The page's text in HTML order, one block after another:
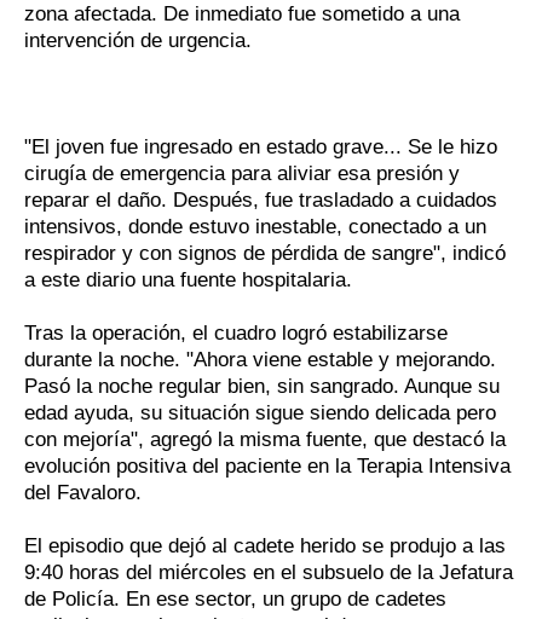
zona afectada. De inmediato fue sometido a una
intervención de urgencia.
"El joven fue ingresado en estado grave... Se le hizo
cirugía de emergencia para aliviar esa presión y
reparar el daño. Después, fue trasladado a cuidados
intensivos, donde estuvo inestable, conectado a un
respirador y con signos de pérdida de sangre", indicó
a este diario una fuente hospitalaria.
Tras la operación, el cuadro logró estabilizarse
durante la noche. "Ahora viene estable y mejorando.
Pasó la noche regular bien, sin sangrado. Aunque su
edad ayuda, su situación sigue siendo delicada pero
con mejoría", agregó la misma fuente, que destacó la
evolución positiva del paciente en la Terapia Intensiva
del Favaloro.
El episodio que dejó al cadete herido se produjo a las
9:40 horas del miércoles en el subsuelo de la Jefatura
de Policía. En ese sector, un grupo de cadetes